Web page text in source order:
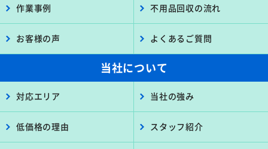
作業事例 不用品回収の流れ
お客様の声 よくあるご質問
当社について
対応エリア 当社の強み
低価格の理由 スタッフ紹介